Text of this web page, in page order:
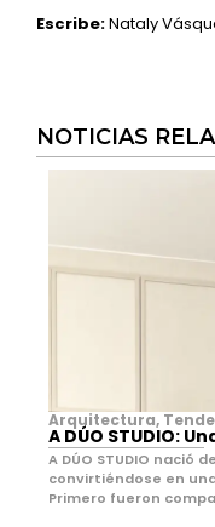
Escribe:Nataly
NOTICIAS
Arquitectura,
A DÚO STUDIO:
A DÚO STUDIO nació
convirtiéndose en
Primero fueron